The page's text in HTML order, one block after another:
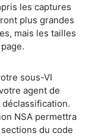
les captures
plus grandes
mais les tailles
sous-VI
agent de
NSA permettra
du code